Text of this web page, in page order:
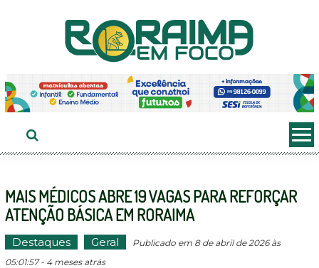
MAIS MÉDICOS ABRE 19 VAGAS PARA REFORÇAR
ATENÇÃO BÁSICA EM RORAIMA
Destaques Geral
Publicado em 8 de abril de 2026 às
05:01:57 - 4 meses atrás